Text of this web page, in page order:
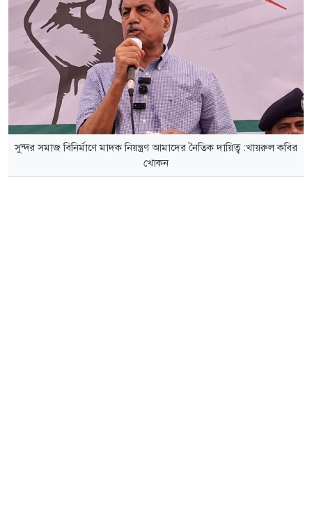
সুন্দর সমাজ বিনির্মাণে মাদক নিয়ন্ত্রণ আমাদের নৈতিক দায়িত্ব :খায়রুল কবির
খোকন